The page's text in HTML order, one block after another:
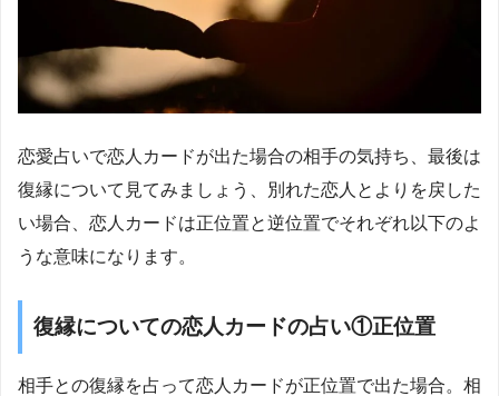
恋愛占いで恋人カードが出た場合の相手の気持ち、最後は
復縁について見てみましょう、別れた恋人とよりを戻した
い場合、恋人カードは正位置と逆位置でそれぞれ以下のよ
うな意味になります。
復縁についての恋人カードの占い①正位置
相手との復縁を占って恋人カードが正位置で出た場合。相